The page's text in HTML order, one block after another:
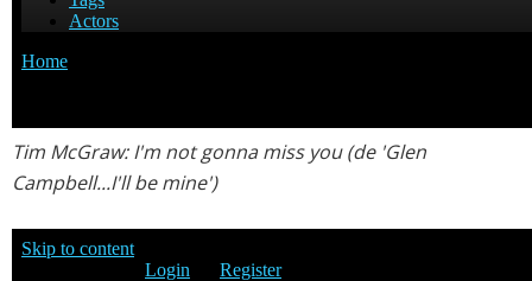
Tim McGraw: I'm not gonna miss you (de 'Glen
Campbell...I'll be mine')